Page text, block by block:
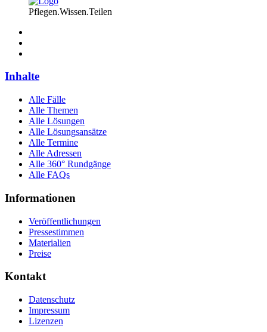
Pflegen.Wissen.Teilen
Inhalte
Alle Fälle
Alle Themen
Alle Lösungen
Alle Lösungsansätze
Alle Termine
Alle Adressen
Alle 360° Rundgänge
Alle FAQs
Informationen
Veröffentlichungen
Pressestimmen
Materialien
Preise
Kontakt
Datenschutz
Impressum
Lizenzen